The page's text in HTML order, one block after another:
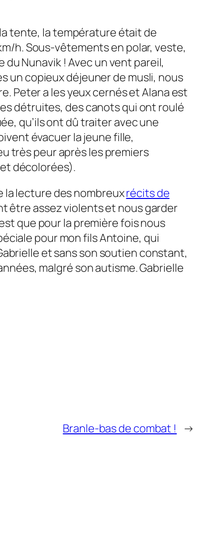
tente, la température était de
h. Sous-vêtements en polar, veste,
Nunavik ! Avec un vent pareil,
un copieux déjeuner de musli, nous
Peter a les yeux cernés et Alana est
détruites, des canots qui ont roulé
qu’ils ont dû traiter avec une
évacuer la jeune fille,
très peur après les premiers
décolorées).
la lecture des nombreuxrécits de
être assez violents et nous garder
que pour la première fois nous
pour mon fils Antoine, qui
et sans son soutien constant,
malgré son autisme. Gabrielle
Branle-bas de combat ! →